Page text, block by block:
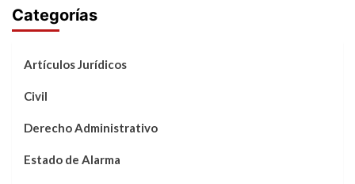
Categorías
Artículos Jurídicos
Civil
Derecho Administrativo
Estado de Alarma